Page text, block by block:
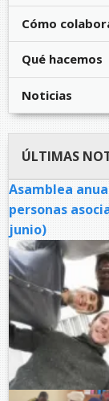
Cómo
Qué hacemos
Noticias
ÚLTIMAS
Asamblea
personas
junio)